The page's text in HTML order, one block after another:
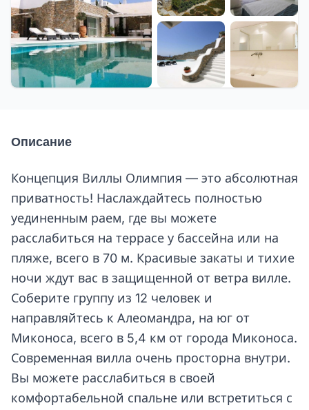
Описание
Концепция Виллы Олимпия — это абсолютная
приватность! Наслаждайтесь полностью
уединенным раем, где вы можете
расслабиться на террасе у бассейна или на
пляже, всего в 70 м. Красивые закаты и тихие
ночи ждут вас в защищенной от ветра вилле.
Соберите группу из 12 человек и
направляйтесь к Алеомандра, на юг от
Миконоса, всего в 5,4 км от города Миконоса.
Современная вилла очень просторна внутри.
Вы можете расслабиться в своей
комфортабельной спальне или встретиться с